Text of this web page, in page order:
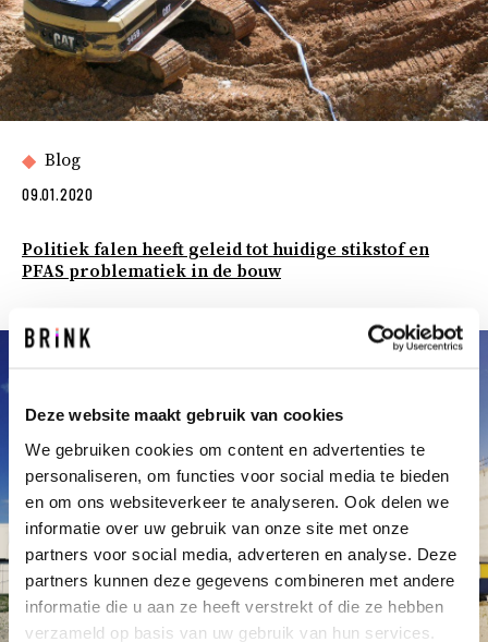
Deze website maakt gebruik van cookies
We gebruiken cookies om content en advertenties te
personaliseren, om functies voor social media te bieden
en om ons websiteverkeer te analyseren. Ook delen we
informatie over uw gebruik van onze site met onze
partners voor social media, adverteren en analyse. Deze
partners kunnen deze gegevens combineren met andere
informatie die u aan ze heeft verstrekt of die ze hebben
verzameld op basis van uw gebruik van hun services.
Blog
09.01.2020
Politiek falen heeft geleid tot huidige stikstof en
PFAS problematiek in de bouw